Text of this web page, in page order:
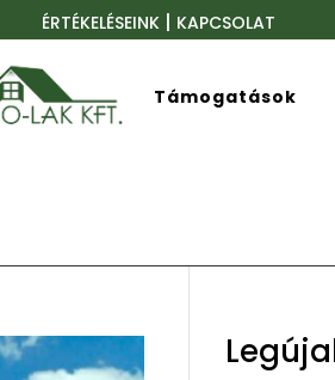
ÉRTÉKELÉSEINK| KAPCSOLAT
Támogatások